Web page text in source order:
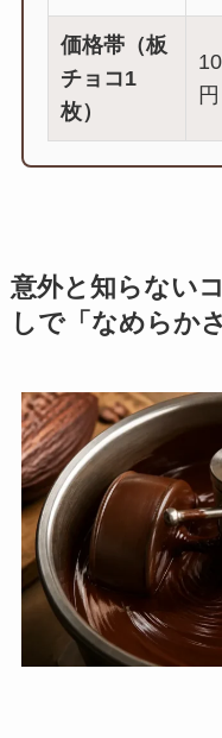
価格帯（板
チョコ1
枚）
円
意外と知らない
しで「なめらか